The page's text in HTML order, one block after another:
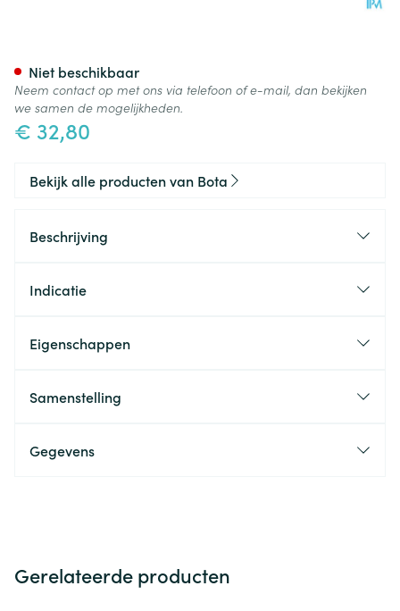
€ 32,80
Niet beschikbaar
Neem contact op met ons via telefoon of e-mail, dan bekijken
we samen de mogelijkheden.
Bekijk alle producten van Bota
Beschrijving
Indicatie
Eigenschappen
Samenstelling
Gegevens
Gerelateerde producten